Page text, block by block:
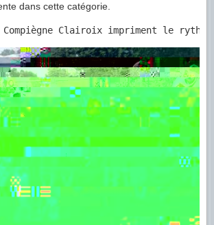
dans cette catégorie.
Clairoix impriment le